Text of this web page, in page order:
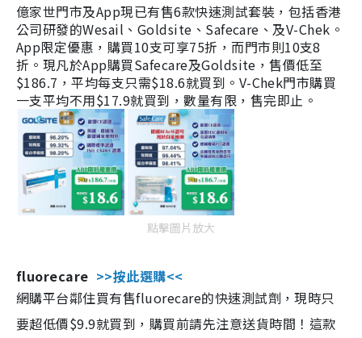
億家世門市及App現已有售6款快速測試套裝，包括香港
公司研發的Wesail、Goldsite、Safecare、及V-Chek。
App限定優惠，購買10支可享75折，而門市則10支8
折。現凡於App購買Safecare及Goldsite，售價低至
$186.7，平均每支只需$18.6就買到。V-Chek門市購買
一支平均不用$17.9就買到，數量有限，售完即止。
點擊圖片放大
fluorecare >>按此選購<<
網購平台鄰住買有售fluorecare的快速測試劑，現時只
要超低價$9.9就買到，購買前請先注意送貨時間！這款